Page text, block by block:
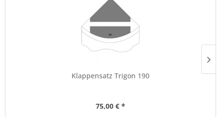
Klappensatz Trigon 190
75,00 € *